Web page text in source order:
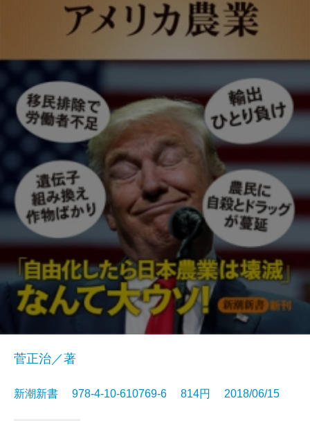
菅正治／著
新潮新書 978-4-10-610769-6 814円 2018/06/15